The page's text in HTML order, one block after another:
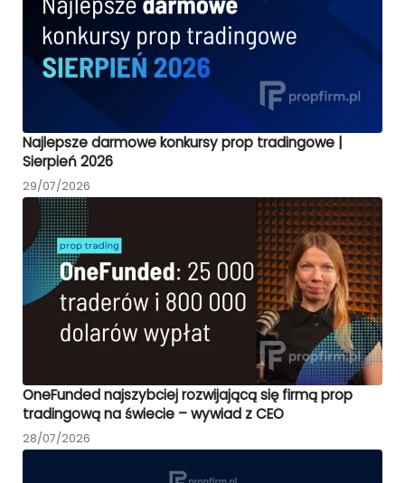
Najlepsze darmowe konkursy prop tradingowe |
Sierpień 2026
29/07/2026
OneFunded najszybciej rozwijającą się firmą prop
tradingową na świecie – wywiad z CEO
28/07/2026